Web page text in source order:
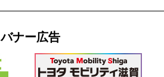
バナー広告